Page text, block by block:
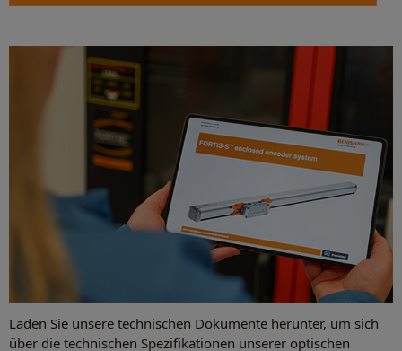
Laden Sie unsere technischen Dokumente herunter, um sich
über die technischen Spezifikationen unserer optischen